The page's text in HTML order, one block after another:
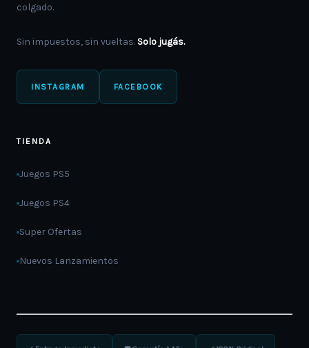
colgado.
Sin impuestos, sin vueltas. Solo jugás.
INSTAGRAM FACEBOOK
TIENDA
Juegos PS5
Juegos PS4
Super Ofertas
Nuevos Lanzamientos